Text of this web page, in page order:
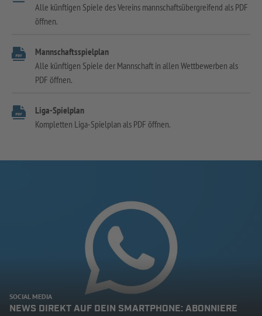
Alle künftigen Spiele des Vereins mannschaftsübergreifend als PDF
öffnen.
Mannschaftsspielplan
Alle künftigen Spiele der Mannschaft in allen Wettbewerben als
PDF öffnen.
Liga-Spielplan
Kompletten Liga-Spielplan als PDF öffnen.
SOCIAL MEDIA
NEWS DIREKT AUF DEIN SMARTPHONE: ABONNIERE